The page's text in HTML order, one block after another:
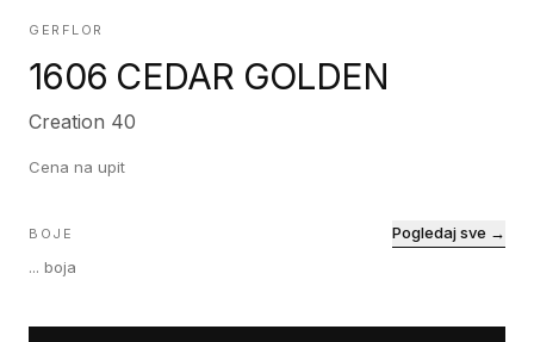
GERFLOR
1606 CEDAR GOLDEN
Creation 40
Cena na upit
BOJE
... boja
Pogledaj sve →